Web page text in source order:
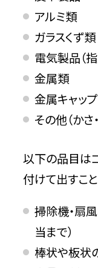
アルミ類
ガラスくず類
電気製品（
金属類
金属キャップ
その他（かさ
以下の品目は
付けて出すこ
掃除機・扇
当まで）
棒状や板状